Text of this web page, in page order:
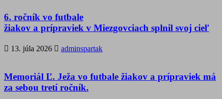
6. ročník vo futbale
žiakov a prípraviek v Miezgovciach splnil svoj cieľ
13. júla 2026 adminspartak
Memoriál Ľ. Ježa vo futbale žiakov a prípraviek má
za sebou tretí ročník.